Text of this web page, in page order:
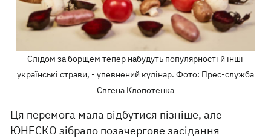
Слідом за борщем тепер набудуть популярності й інші
українські страви, - упевнений кулінар. Фото: Прес-служба
Євгена Клопотенка
Ця перемога мала відбутися пізніше, але
ЮНЕСКО зібрало позачергове засідання